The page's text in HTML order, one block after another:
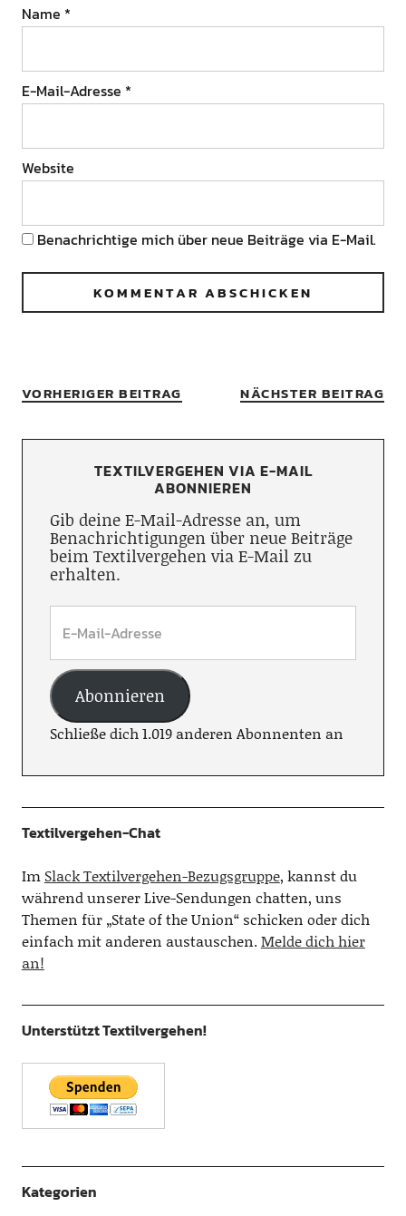
Name *
E-Mail-Adresse *
Website
Benachrichtige mich über neue Beiträge via E-Mail.
VORHERIGER BEITRAG NÄCHSTER BEITRAG
TEXTILVERGEHEN VIA E-MAIL
ABONNIEREN
Gib deine E-Mail-Adresse an, um
Benachrichtigungen über neue Beiträge
beim Textilvergehen via E-Mail zu
erhalten.
Abonnieren
Schließe dich 1.019 anderen Abonnenten an
Textilvergehen-Chat
Im Slack Textilvergehen-Bezugsgruppe, kannst du
während unserer Live-Sendungen chatten, uns
Themen für „State of the Union“ schicken oder dich
einfach mit anderen austauschen.Melde dich hier
an!
Unterstützt Textilvergehen!
Kategorien